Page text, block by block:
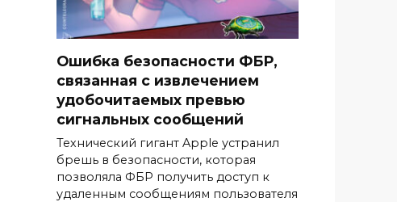
Ошибка безопасности ФБР,
связанная с извлечением
удобочитаемых превью
сигнальных сообщений
Технический гигант Apple устранил
брешь в безопасности, которая
позволяла ФБР получить доступ к
удаленным сообщениям пользователя